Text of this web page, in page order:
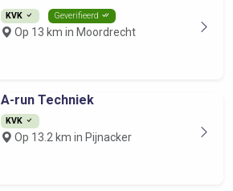
KVK Geverifieerd
Op 13 km in Moordrecht
A-run Techniek
KVK
Op 13.2 km in Pijnacker